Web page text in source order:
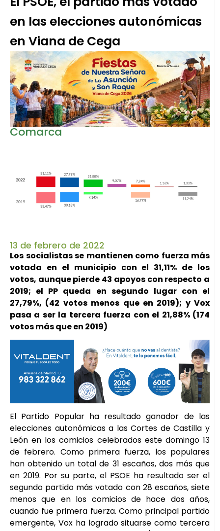
en las elecciones autonómicas
en Viana de Cega
Comarca
13 de febrero de 2022
Los socialistas se mantienen como fuerza más
votada en el municipio con el 31,11% de los
votos, aunque pierde 43 apoyos con respecto a
2019; el PP queda en segundo lugar con el
27,79%, (42 votos menos que en 2019); y Vox
pasa a ser la tercera fuerza con el 21,88% (174
votos más que en 2019)
El Partido Popular ha resultado ganador de las
elecciones autonómicas a las Cortes de Castilla y
León en los comicios celebrados este domingo 13
de febrero. Como primera fuerza, los populares
han obtenido un total de 31 escaños, dos más que
en 2019. Por su parte, el PSOE ha resultado ser el
segundo partido más votado con 28 escaños, siete
menos que en los comicios de hace dos años,
cuando fue primera fuerza. Como principal partido
emergente, Vox ha logrado situarse como tercera